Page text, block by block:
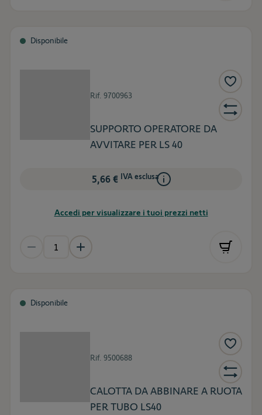
Disponibile
Rif. 9700963
SUPPORTO OPERATORE DA
AVVITARE PER LS 40
5,66 € IVA esclusa
Accedi per visualizzare i tuoi prezzi netti
Disponibile
Rif. 9500688
CALOTTA DA ABBINARE A RUOTA
PER TUBO LS40